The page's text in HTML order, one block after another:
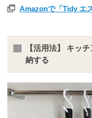
Amazonで「Tidy エ
【活用法】 キッ
納する